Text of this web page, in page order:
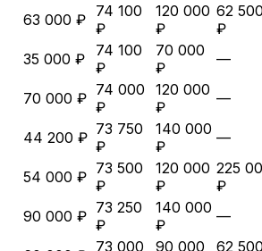
63 000 ₽ 74 100
₽
120 000
₽
62
₽
35 000 ₽
74 100
₽
70 000
₽
—
70 000 ₽ 74 000
₽
120 000
₽
—
44 200 ₽ 73 750
₽
140 000
₽
—
54 000 ₽ 73 500
₽
120 000
₽
225
₽
90 000 ₽ 73 250
₽
140 000
₽
—
73 000
90 000
62